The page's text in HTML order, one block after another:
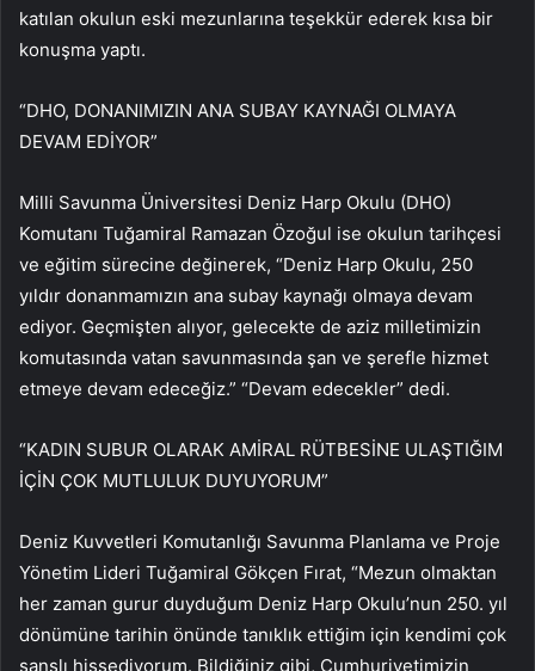
katılan okulun eski mezunlarına teşekkür ederek kısa bir
konuşma yaptı.
“DHO, DONANIMIZIN ANA SUBAY KAYNAĞI OLMAYA
DEVAM EDİYOR”
Milli Savunma Üniversitesi Deniz Harp Okulu (DHO)
Komutanı Tuğamiral Ramazan Özoğul ise okulun tarihçesi
ve eğitim sürecine değinerek, “Deniz Harp Okulu, 250
yıldır donanmamızın ana subay kaynağı olmaya devam
ediyor. Geçmişten alıyor, gelecekte de aziz milletimizin
komutasında vatan savunmasında şan ve şerefle hizmet
etmeye devam edeceğiz.” “Devam edecekler” dedi.
“KADIN SUBUR OLARAK AMİRAL RÜTBESİNE ULAŞTIĞIM
İÇİN ÇOK MUTLULUK DUYUYORUM”
Deniz Kuvvetleri Komutanlığı Savunma Planlama ve Proje
Yönetim Lideri Tuğamiral Gökçen Fırat, “Mezun olmaktan
her zaman gurur duyduğum Deniz Harp Okulu’nun 250. yıl
dönümüne tarihin önünde tanıklık ettiğim için kendimi çok
şanslı hissediyorum. Bildiğiniz gibi, Cumhuriyetimizin